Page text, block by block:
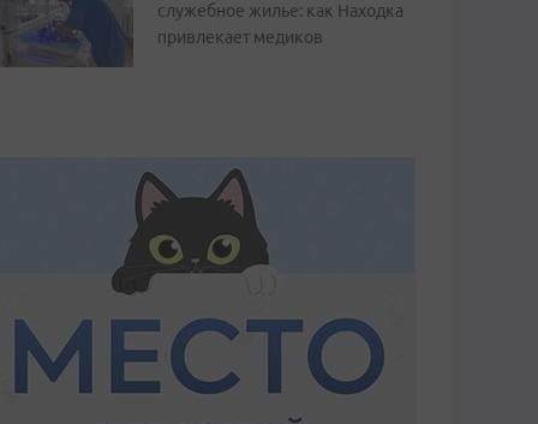
служебное жилье: как Находка
привлекает медиков